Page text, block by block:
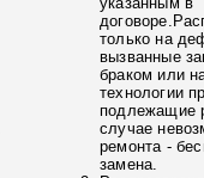
только на
вызванные
браком или
технологии
подлежащие
случае
ремонта -
замена.